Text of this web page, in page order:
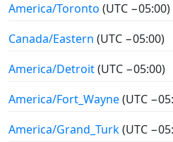
America/Toronto (UTC −05:00)
Canada/Eastern (UTC −05:00)
America/Detroit(UTC −05:00)
America/Fort_Wayne(UTC
America/Grand_Turk(UTC